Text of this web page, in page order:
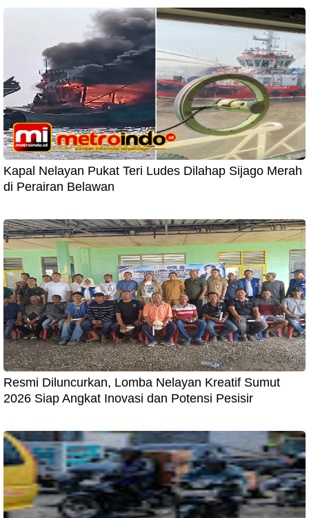
Kapal Nelayan Pukat Teri Ludes Dilahap Sijago Merah
di Perairan Belawan
Resmi Diluncurkan, Lomba Nelayan Kreatif Sumut
2026 Siap Angkat Inovasi dan Potensi Pesisir